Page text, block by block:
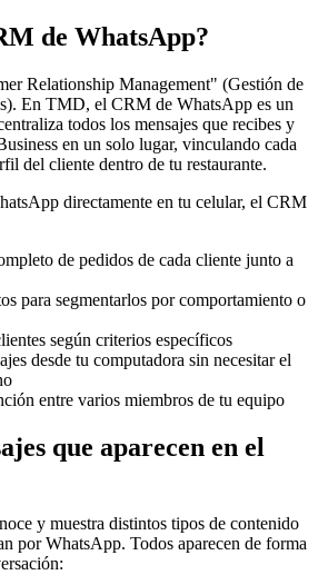
de WhatsApp?
Relationship Management" (Gestión de
En TMD, el CRM de WhatsApp es un
todos los mensajes que recibes y
en un solo lugar, vinculando cada
del cliente dentro de tu restaurante.
directamente en tu celular, el CRM
de pedidos de cada cliente junto a
para segmentarlos por comportamiento o
según criterios específicos
desde tu computadora sin necesitar el
entre varios miembros de tu equipo
que aparecen en el
y muestra distintos tipos de contenido
por WhatsApp. Todos aparecen de forma